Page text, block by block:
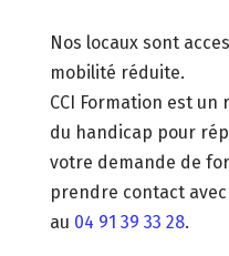
Nos locaux sont
mobilité réduite.
CCI Formation est
du handicap pour
votre demande de
prendre contact
au 04 91 39 33 28.